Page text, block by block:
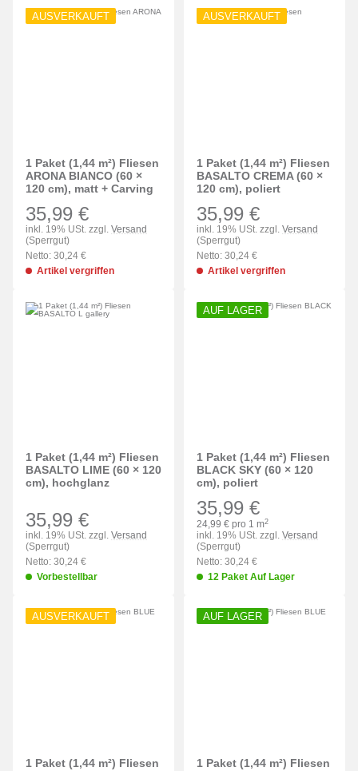
AUSVERKAUFT
1 Paket (1,44 m²) Fliesen
ARONA BIANCO (60 ×
120 cm), matt + Carving
35,99 €
inkl. 19% USt. zzgl. Versand
(Sperrgut)
Netto: 30,24 €
Artikel vergriffen
AUSVERKAUFT
1 Paket (1,44 m²) Fliesen
BASALTO CREMA (60 ×
120 cm), poliert
35,99 €
inkl. 19% USt. zzgl. Versand
(Sperrgut)
Netto: 30,24 €
Artikel vergriffen
1 Paket (1,44 m²) Fliesen
BASALTO LIME (60 × 120
cm), hochglanz
35,99 €
inkl. 19% USt. zzgl. Versand
(Sperrgut)
Netto: 30,24 €
Vorbestellbar
AUF LAGER
1 Paket (1,44 m²) Fliesen
BLACK SKY (60 × 120
cm), poliert
35,99 €
24,99 € pro 1 m2
inkl. 19% USt. zzgl. Versand
(Sperrgut)
Netto: 30,24 €
12 Paket Auf Lager
AUSVERKAUFT
1 Paket (1,44 m²) Fliesen
AUF LAGER
1 Paket (1,44 m²) Fliesen